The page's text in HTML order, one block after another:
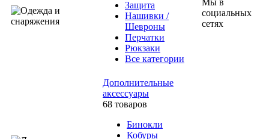
Защита
Нашивки /
Шевроны
Перчатки
Рюкзаки
Все категории
Дополнительные
аксессуары
68 товаров
Бинокли
Кобуры
Мы в
социальных
сетях